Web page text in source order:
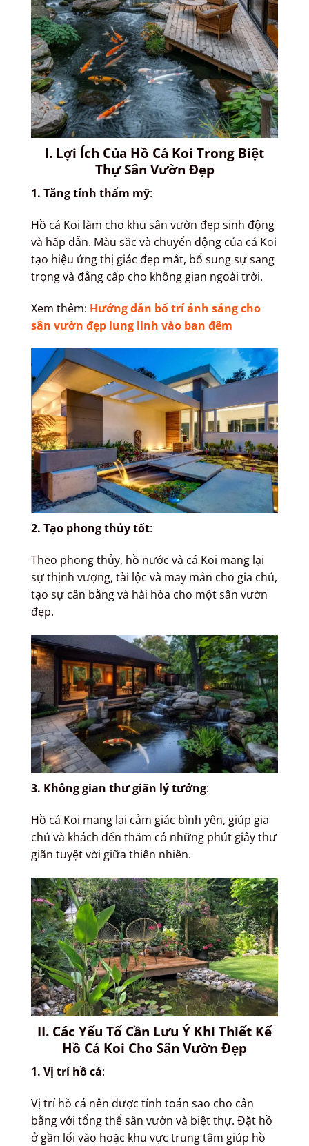
I. Lợi Ích Của Hồ Cá Koi Trong Biệt
Thự Sân Vườn Đẹp
1. Tăng tính thẩm mỹ:
Hồ cá Koi làm cho khu sân vườn đẹp sinh động
và hấp dẫn. Màu sắc và chuyển động của cá Koi
tạo hiệu ứng thị giác đẹp mắt, bổ sung sự sang
trọng và đẳng cấp cho không gian ngoài trời.
Xem thêm: Hướng dẫn bố trí ánh sáng cho
sân vườn đẹp lung linh vào ban đêm
2. Tạo phong thủy tốt:
Theo phong thủy, hồ nước và cá Koi mang lại
sự thịnh vượng, tài lộc và may mắn cho gia chủ,
tạo sự cân bằng và hài hòa cho một sân vườn
đẹp.
3. Không gian thư giãn lý tưởng:
Hồ cá Koi mang lại cảm giác bình yên, giúp gia
chủ và khách đến thăm có những phút giây thư
giãn tuyệt vời giữa thiên nhiên.
II. Các Yếu Tố Cần Lưu Ý Khi Thiết Kế
Hồ Cá Koi Cho Sân Vườn Đẹp
1. Vị trí hồ cá:
Vị trí hồ cá nên được tính toán sao cho cân
bằng với tổng thể sân vườn và biệt thự. Đặt hồ
ở gần lối vào hoặc khu vực trung tâm giúp hồ